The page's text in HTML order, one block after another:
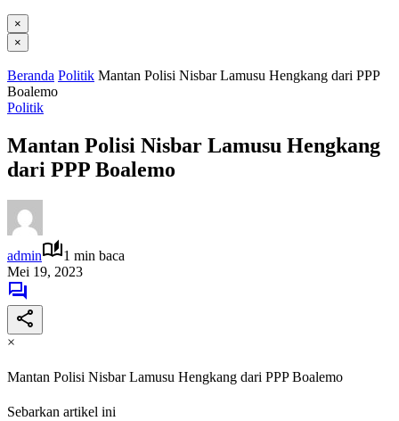
×
×
Beranda Politik Mantan Polisi Nisbar Lamusu Hengkang dari PPP
Boalemo
Politik
Mantan Polisi Nisbar Lamusu Hengkang
dari PPP Boalemo
admin
1 min baca
Mei 19, 2023
×
Mantan Polisi Nisbar Lamusu Hengkang dari PPP Boalemo
Sebarkan artikel ini